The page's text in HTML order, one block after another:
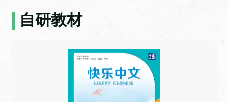
讲解汉字“一”的变调。
自研教材